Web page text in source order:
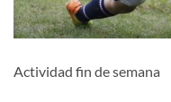
Actividad fin de semana